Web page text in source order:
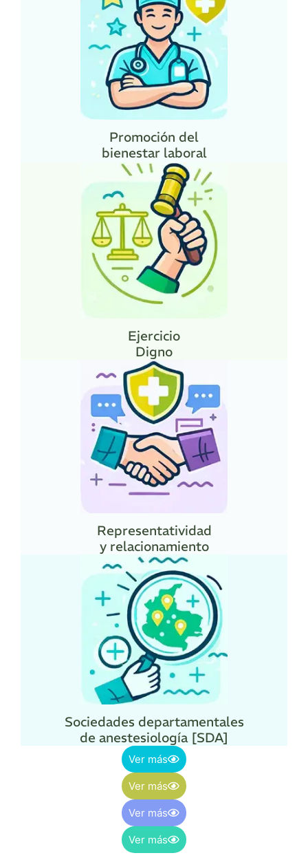
Promoción del
bienestar laboral
Ejercicio
Digno
Representatividad
y relacionamiento
Sociedades departamentales
de anestesiología [SDA]
Ver más
Ver más
Ver más
Ver más